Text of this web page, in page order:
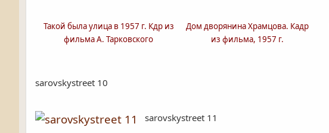
Такой была улица в 1957 г. Кдр из
фильма А. Тарковского
Дом дворянина Храмцова. Кадр
из фильма, 1957 г.
sarovskystreet 10
sarovskystreet 11